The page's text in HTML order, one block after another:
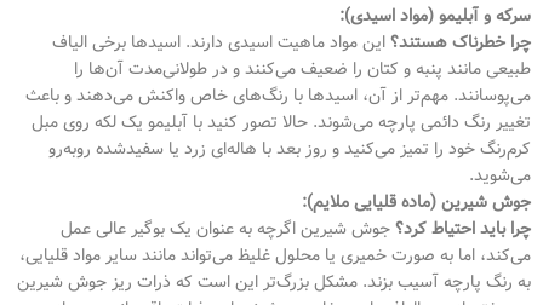
سرکه و آبلیمو (مواد اسیدی):
چرا خطرناک هستند؟این مواد ماهیت اسیدی دارند. اسیدها برخی الیاف
طبیعی مانند پنبه و کتان را ضعیف می‌کنند و در طولانی‌مدت آن‌ها را
می‌پوسانند. مهم‌تر از آن، اسیدها با رنگ‌های خاص واکنش می‌دهند و باعث
تغییر رنگ دائمی پارچه می‌شوند. حالا تصور کنید با آبلیمو یک لکه روی مبل
کرم‌رنگ خود را تمیز می‌کنید و روز بعد با هاله‌ای زرد یا سفیدشده روبه‌رو
می‌شوید.
جوش شیرین (ماده قلیایی ملایم):
چرا باید احتیاط کرد؟جوش شیرین اگرچه به عنوان یک بوگیر عالی عمل
می‌کند، اما به صورت خمیری یا محلول غلیظ می‌تواند مانند سایر مواد قلیایی،
به رنگ پارچه آسیب بزند. مشکل بزرگ‌تر این است که ذرات ریز جوش شیرین